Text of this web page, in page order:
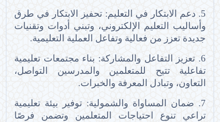
5. دعم الابتكار في التعليم: تحفيز الابتكار في طرق
وأساليب التعليم الإلكتروني، وتبني أدوات وتقنيات
جديدة تعزز من فعالية وتفاعل العملية التعليمية.
6. تعزيز التفاعل والمشاركة: بناء مجتمعات تعليمية
تفاعلية تتيح للمتعلمين والمدرسين التواصل،
التعاون، وتبادل المعرفة والخبرات.
7. ضمان المساواة والشمولية: توفير بيئة تعليمية
تراعي تنوع احتياجات المتعلمين وتضمن فرصًا